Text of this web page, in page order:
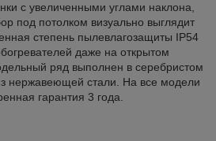
с увеличенными углами наклона,
под потолком визуально выглядит
степень пылевлагозащиты IP54
даже на открытом
ряд выполнен в серебристом
нержавеющей стали. На все модели
гарантия 3 года.